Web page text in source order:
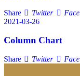
Share Twitter
2021-03-26
Column Chart
Share Twitter